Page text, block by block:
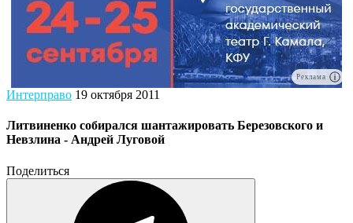
Реклама
Интерправо 19 октября 2011
Литвиненко собирался шантажировать Березовского и
Невзлина - Андрей Луговой
Поделиться